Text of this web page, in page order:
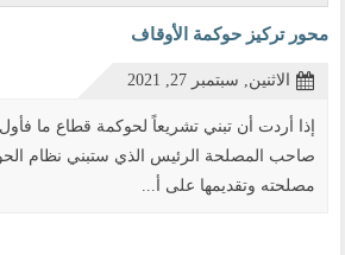
محور تركيز حوكمة الأوقاف
الاثنين, سبتمبر 27, 2021
إذا أردت أن تبني تشريعاً لحوكمة قطاع ما فأول
صاحب المصلحة الرئيس الذي ستبني نظام
مصلحته وتقديمها على أ...